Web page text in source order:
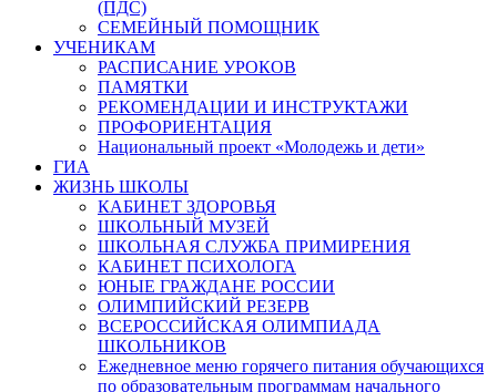
(ПДС)
СЕМЕЙНЫЙ ПОМОЩНИК
УЧЕНИКАМ
РАСПИСАНИЕ УРОКОВ
ПАМЯТКИ
РЕКОМЕНДАЦИИ И ИНСТРУКТАЖИ
ПРОФОРИЕНТАЦИЯ
Национальный проект «Молодежь и дети»
ГИА
ЖИЗНЬ ШКОЛЫ
КАБИНЕТ ЗДОРОВЬЯ
ШКОЛЬНЫЙ МУЗЕЙ
ШКОЛЬНАЯ СЛУЖБА ПРИМИРЕНИЯ
КАБИНЕТ ПСИХОЛОГА
ЮНЫЕ ГРАЖДАНЕ РОССИИ
ОЛИМПИЙСКИЙ РЕЗЕРВ
ВСЕРОССИЙСКАЯ ОЛИМПИАДА
ШКОЛЬНИКОВ
Ежедневное меню горячего питания обучающихся
по образовательным программам начального